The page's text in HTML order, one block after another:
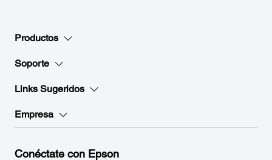
Productos
Soporte
Links Sugeridos
Empresa
Conéctate con Epson